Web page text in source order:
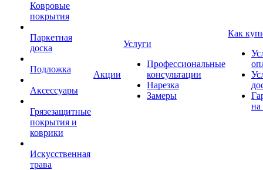
Ковровые
покрытия
Паркетная
доска
Подложка
Аксессуары
Грязезащитные
покрытия и
коврики
Искусственная
трава
Акции
Услуги
Профессиональные
консультации
Нарезка
Замеры
Как
на